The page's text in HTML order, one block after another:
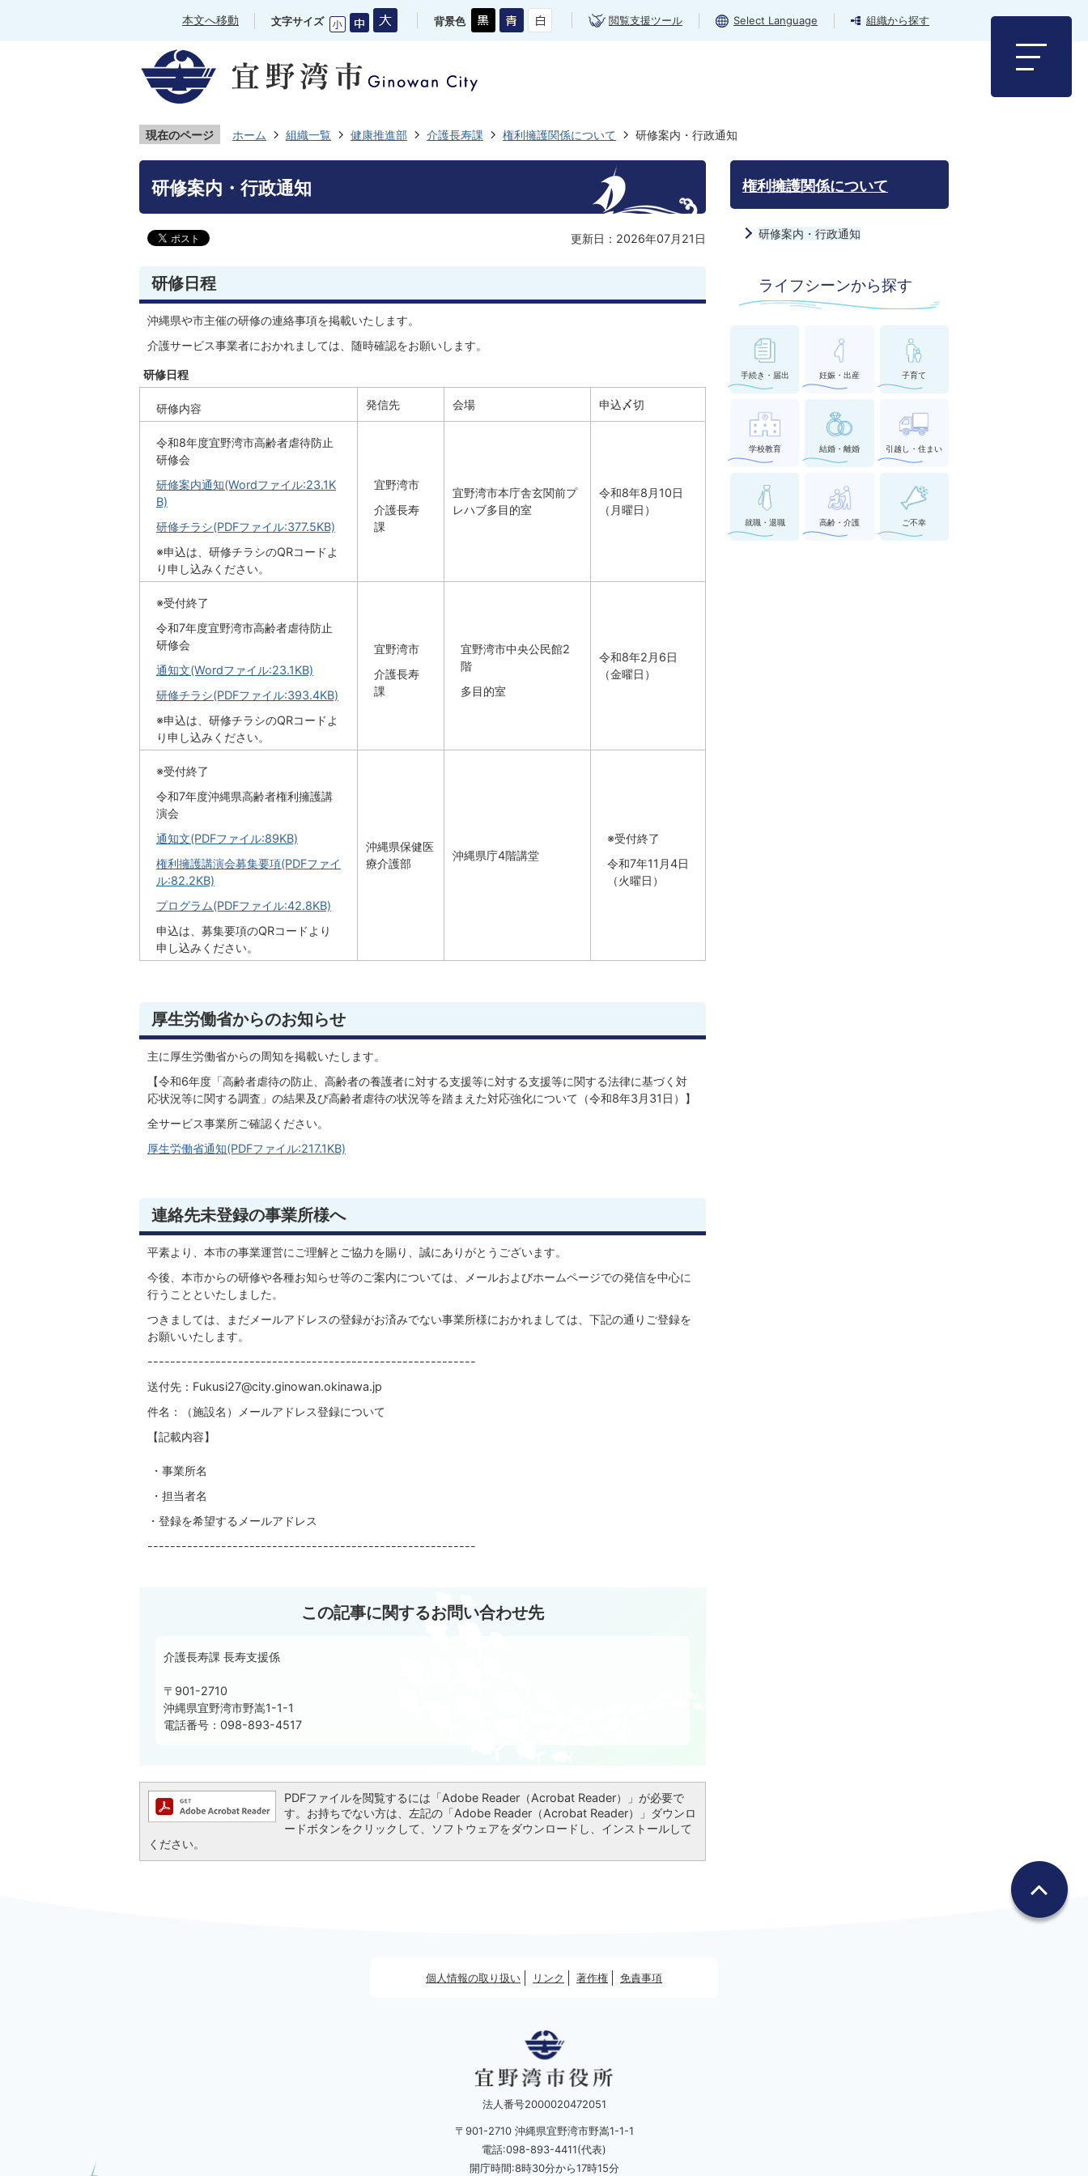
本文へ移動 文字サイズ 背景色 閲覧支援ツール Select Language 組織から探す
現在のページ ホーム 組織一覧 健康推進部 介護長寿課 権利擁護関係について 研修案内・行政通知
研修案内・行政通知
更新日：2026年07月21日
研修日程
沖縄県や市主催の研修の連絡事項を掲載いたします。
介護サービス事業者におかれましては、随時確認をお願いします。
研修日程
研修内容 発信先 会場 申込〆切
令和8年度宜野湾市高齢者虐待防止
研修会
研修案内通知(Wordファイル:23.1K
B)
研修チラシ(PDFファイル:377.5KB)
※申込は、研修チラシのQRコードよ
り申し込みください。
宜野湾市
介護長寿
課
宜野湾市本庁舎玄関前プ
レハブ多目的室
令和8年8月10日
（月曜日）
※受付終了
令和7年度宜野湾市高齢者虐待防止
研修会
通知文(Wordファイル:23.1KB)
研修チラシ(PDFファイル:393.4KB)
※申込は、研修チラシのQRコードよ
り申し込みください。
宜野湾市
介護長寿
課
宜野湾市中央公民館2
階
多目的室
令和8年2月6日
（金曜日）
※受付終了
令和7年度沖縄県高齢者権利擁護講
演会
通知文(PDFファイル:89KB)
権利擁護講演会募集要項(PDFファイ
ル:82.2KB)
プログラム(PDFファイル:42.8KB)
申込は、募集要項のQRコードより
申し込みください。
沖縄県保健医
療介護部
沖縄県庁4階講堂
※受付終了
令和7年11月4日
（火曜日）
厚生労働省からのお知らせ
主に厚生労働省からの周知を掲載いたします。
【令和6年度「高齢者虐待の防止、高齢者の養護者に対する支援等に対する支援等に関する法律に基づく対
応状況等に関する調査」の結果及び高齢者虐待の状況等を踏まえた対応強化について（令和8年3月31日）】
全サービス事業所ご確認ください。
厚生労働省通知(PDFファイル:217.1KB)
連絡先未登録の事業所様へ
平素より、本市の事業運営にご理解とご協力を賜り、誠にありがとうございます。
今後、本市からの研修や各種お知らせ等のご案内については、メールおよびホームページでの発信を中心に
行うことといたしました。
つきましては、まだメールアドレスの登録がお済みでない事業所様におかれましては、下記の通りご登録を
お願いいたします。
----------------------------------------------------------
送付先：Fukusi27@city.ginowan.okinawa.jp
件名：（施設名）メールアドレス登録について
【記載内容】
・事業所名
・担当者名
・登録を希望するメールアドレス
----------------------------------------------------------
この記事に関するお問い合わせ先
介護長寿課 長寿支援係
〒901-2710
沖縄県宜野湾市野嵩1-1-1
電話番号：098-893-4517
PDFファイルを閲覧するには「Adobe Reader（Acrobat Reader）」が必要で
す。お持ちでない方は、左記の「Adobe Reader（Acrobat Reader）」ダウンロ
ードボタンをクリックして、ソフトウェアをダウンロードし、インストールして
ください。
権利擁護関係について
研修案内・行政通知
ライフシーンから探す
手続き・届出 妊娠・出産 子育て
学校教育 結婚・離婚 引越し・住まい
就職・退職 高齢・介護 ご不幸
個人情報の取り扱い リンク 著作権 免責事項
法人番号2000020472051
〒901-2710 沖縄県宜野湾市野嵩1-1-1
電話:098-893-4411(代表)
開庁時間:8時30分から17時15分